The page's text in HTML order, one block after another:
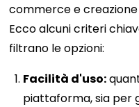
commerce e
Ecco alcuni criteri
filtrano le opzioni:
Facilità d'uso:
piattaforma, sia per